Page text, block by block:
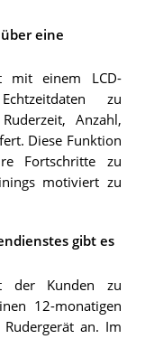
eine
mit einem LCD-
zu
Anzahl,
Diese Funktion
Fortschritte zu
motiviert zu
gibt es
der Kunden zu
12-monatigen
an. Im